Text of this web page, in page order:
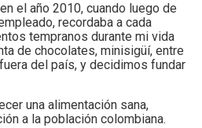
el año 2010, cuando luego de
recordaba a cada
tempranos durante mi vida
de chocolates, minisigüí, entre
del país, y decidimos fundar
una alimentación sana,
a la población colombiana.